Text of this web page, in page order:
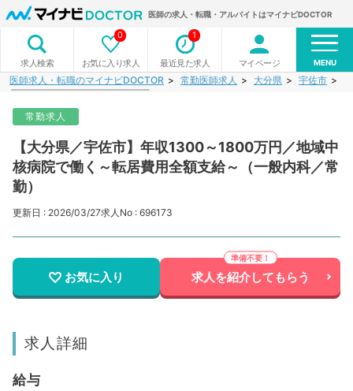
医師の求人・転職・アルバイトはマイナビDOCTOR
求人検索 お気に入り求人
0
最近見た求人
1
マイページ MENU
医師求人・転職のマイナビDOCTOR 常勤医師求人 大分県 宇佐市
常勤求人
【大分県／宇佐市】年収1300～1800万円／地域中
核病院で働く～転居費用全額支給～（一般内科／常
勤）
更新日 : 2026/03/27求人No : 696173
お気に入り 求人を紹介してもらう
求人詳細
給与